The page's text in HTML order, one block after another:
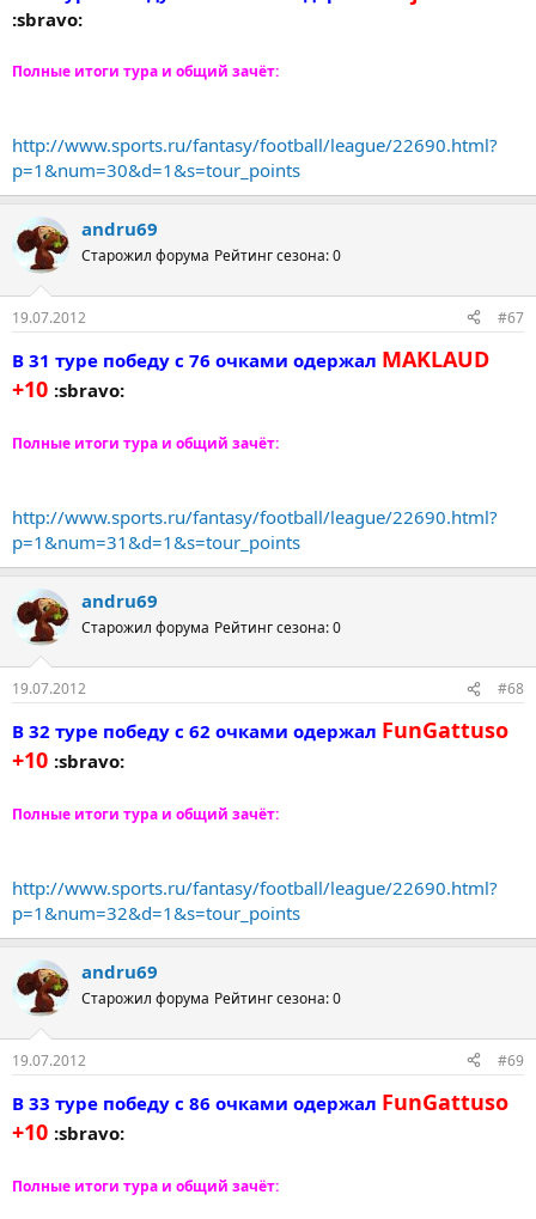
:sbravo:
Полные итоги тура и общий зачёт:
http://www.sports.ru/fantasy/football/league/22690.html?
p=1&num=30&d=1&s=tour_points
andru69
Старожил форума Рейтинг сезона: 0
19.07.2012 #67
В 31 туре победу с 76 очками одержал MAKLAUD
+10 :sbravo:
Полные итоги тура и общий зачёт:
http://www.sports.ru/fantasy/football/league/22690.html?
p=1&num=31&d=1&s=tour_points
andru69
Старожил форума Рейтинг сезона: 0
19.07.2012 #68
В 32 туре победу с 62 очками одержал FunGattuso
+10 :sbravo:
Полные итоги тура и общий зачёт:
http://www.sports.ru/fantasy/football/league/22690.html?
p=1&num=32&d=1&s=tour_points
andru69
Старожил форума Рейтинг сезона: 0
19.07.2012 #69
В 33 туре победу с 86 очками одержал FunGattuso
+10 :sbravo:
Полные итоги тура и общий зачёт: